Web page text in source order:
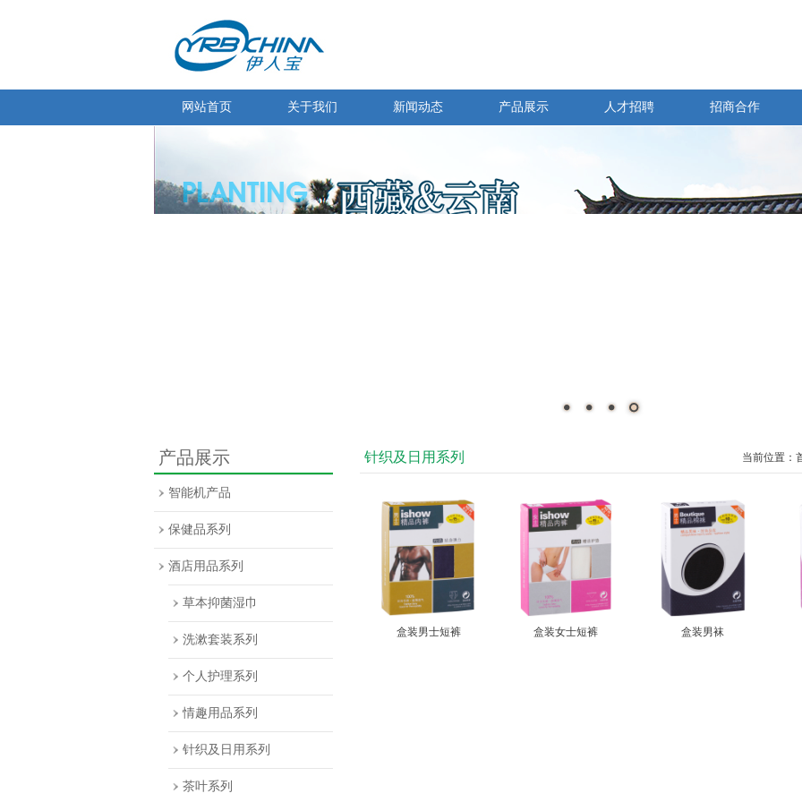
网站首页 关于我们 新闻动态 产品展示 人才招聘 招商合作
产品展示
智能机产品
保健品系列
酒店用品系列
草本抑菌湿巾
洗漱套装系列
个人护理系列
情趣用品系列
针织及日用系列
茶叶系列
针织及日用系列 当前位置：
盒装男士短裤 盒装女士短裤 盒装男袜